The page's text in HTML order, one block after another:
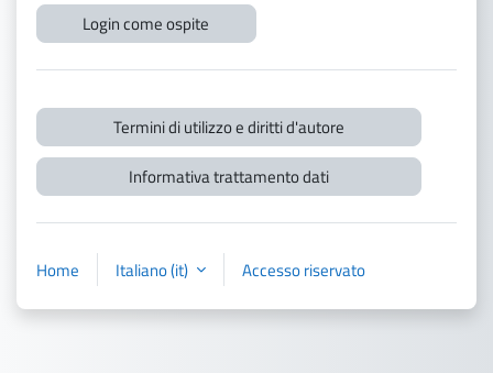
Login come ospite
Termini di utilizzo e diritti d'autore
Informativa trattamento dati
Home Italiano ‎(it)‎ Accesso riservato